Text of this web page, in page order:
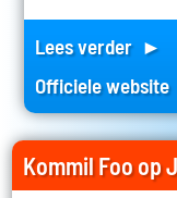
Lees verder ►
Officiele
Kommil Foo op